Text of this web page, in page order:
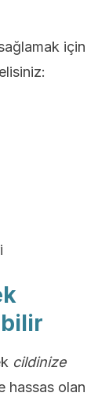
için
cildinize
hassas olan